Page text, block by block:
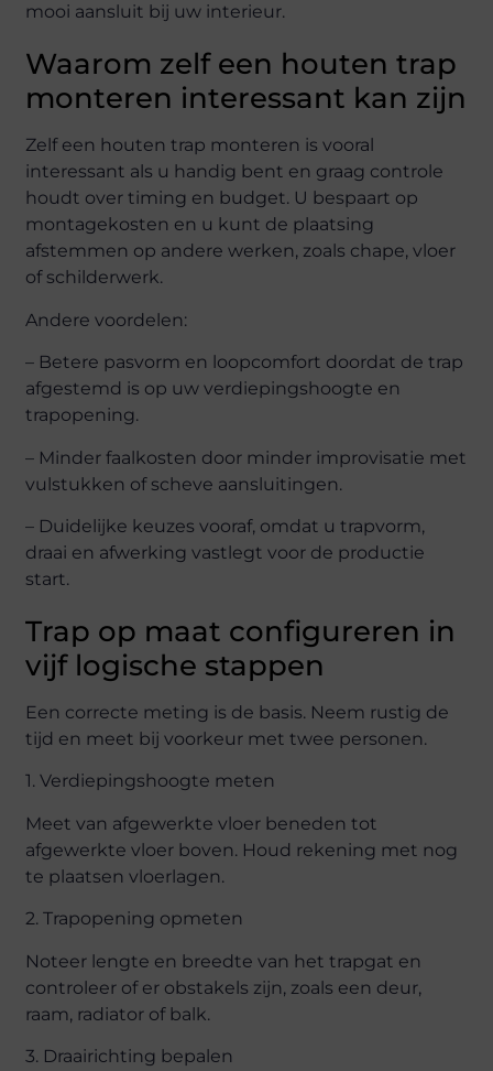
mooi aansluit bij uw interieur.
Waarom zelf een houten trap
monteren interessant kan zijn
Zelf een houten trap monteren is vooral
interessant als u handig bent en graag controle
houdt over timing en budget. U bespaart op
montagekosten en u kunt de plaatsing
afstemmen op andere werken, zoals chape, vloer
of schilderwerk.
Andere voordelen:
– Betere pasvorm en loopcomfort doordat de trap
afgestemd is op uw verdiepingshoogte en
trapopening.
– Minder faalkosten door minder improvisatie met
vulstukken of scheve aansluitingen.
– Duidelijke keuzes vooraf, omdat u trapvorm,
draai en afwerking vastlegt voor de productie
start.
Trap op maat configureren in
vijf logische stappen
Een correcte meting is de basis. Neem rustig de
tijd en meet bij voorkeur met twee personen.
1. Verdiepingshoogte meten
Meet van afgewerkte vloer beneden tot
afgewerkte vloer boven. Houd rekening met nog
te plaatsen vloerlagen.
2. Trapopening opmeten
Noteer lengte en breedte van het trapgat en
controleer of er obstakels zijn, zoals een deur,
raam, radiator of balk.
3. Draairichting bepalen